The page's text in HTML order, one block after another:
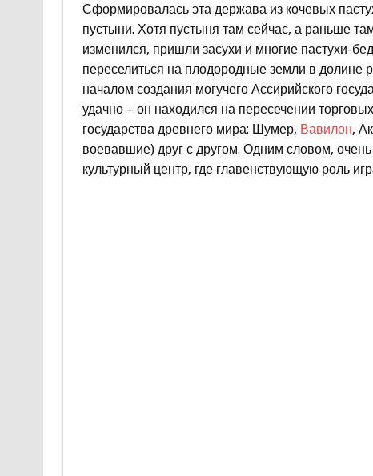
Сформировалась эта держава из кочевых
пустыни. Хотя пустыня там сейчас, а раньше
изменился, пришли засухи и многие пастухи-
переселиться на плодородные земли в долине
началом создания могучего Ассирийского
удачно – он находился на пересечении
государства древнего мира: Шумер, Вавилон,
воевавшие) друг с другом. Одним словом,
культурный центр, где главенствующую роль